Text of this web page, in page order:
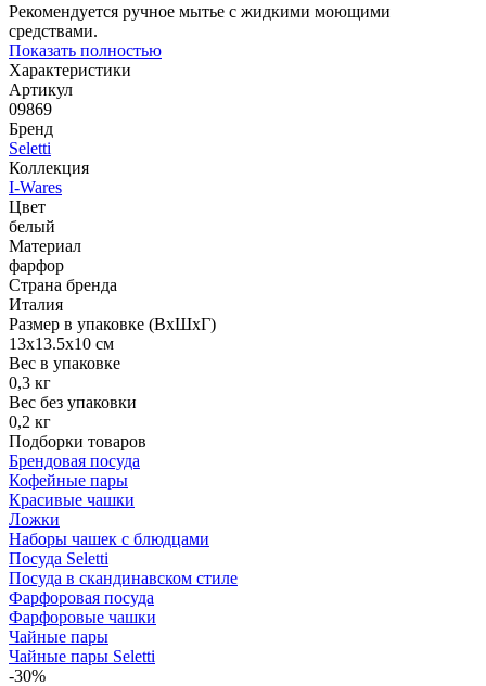
Рекомендуется ручное мытье с жидкими моющими
средствами.
Показать полностью
Характеристики
Артикул
09869
Бренд
Seletti
Коллекция
I-Wares
Цвет
белый
Материал
фарфор
Страна бренда
Италия
Размер в упаковке (ВхШхГ)
13x13.5x10 см
Вес в упаковке
0,3 кг
Вес без упаковки
0,2 кг
Подборки товаров
Брендовая посуда
Кофейные пары
Красивые чашки
Ложки
Наборы чашек с блюдцами
Посуда Seletti
Посуда в скандинавском стиле
Фарфоровая посуда
Фарфоровые чашки
Чайные пары
Чайные пары Seletti
-30%